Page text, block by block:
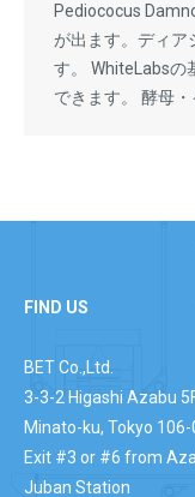
Pediococus
が出ます。ディア
す。 WhiteLabsの
できます。 酵母
FIND US
BET Co.,Ltd.
3-3-2 Higashi Azabu
Minato-ku, Tokyo
Exit #3 or #6 from
Juban Station